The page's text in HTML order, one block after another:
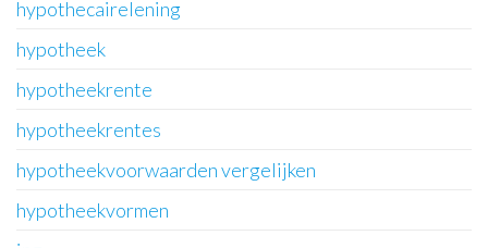
hypothecairelening
hypotheek
hypotheekrente
hypotheekrentes
hypotheekvoorwaarden vergelijken
hypotheekvormen